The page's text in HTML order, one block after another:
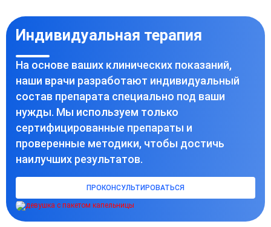
Индивидуальная терапия
На основе ваших клинических показаний,
наши врачи разработают индивидуальный
состав препарата специально под ваши
нужды. Мы используем только
сертифицированные препараты и
проверенные методики, чтобы достичь
наилучших результатов.
ПРОКОНСУЛЬТИРОВАТЬСЯ